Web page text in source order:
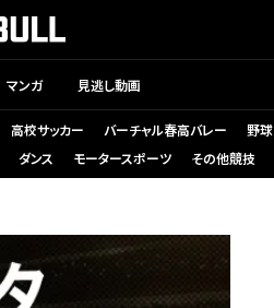
マンガ 見逃し動画
高校サッカー バーチャル春高バレー 野球
ダンス モータースポーツ その他競技